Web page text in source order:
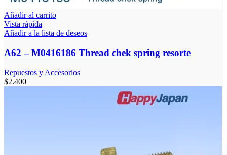
Añadir al carrito
Vista rápida
Añadir a la lista de deseos
A62 – M0416186 Thread chek spring resorte
Repuestos y Accesorios
$2.400